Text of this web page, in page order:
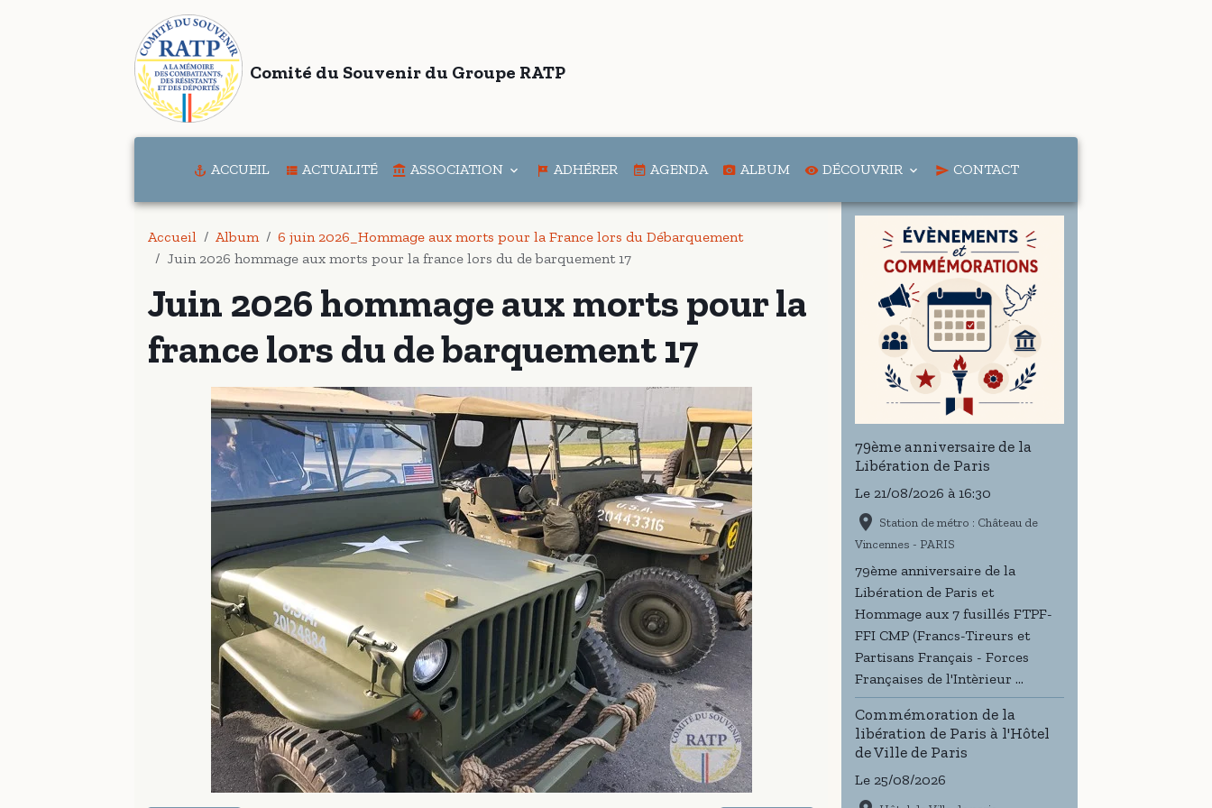
Comité du Souvenir du Groupe RATP
ACCUEIL ACTUALITÉ ASSOCIATION ADHÉRER AGENDA ALBUM DÉCOUVRIR CONTACT
Accueil Album
6 juin 2026_Hommage aux morts pour la France lors du Débarquement
Juin 2026 hommage aux morts pour la france lors du de barquement 17
Juin 2026 hommage aux morts pour la
france lors du de barquement 17
79ème anniversaire de la
Libération de Paris
Le 21/08/2026 à 16:30
Station de métro : Château de
Vincennes - PARIS
79ème anniversaire de la
Libération de Paris et
Hommage aux 7 fusillés FTPF-
FFI CMP (Francs-Tireurs et
Partisans Français - Forces
Françaises de l'Intèrieur ...
Commémoration de la
libération de Paris à l'Hôtel
de Ville de Paris
Le 25/08/2026